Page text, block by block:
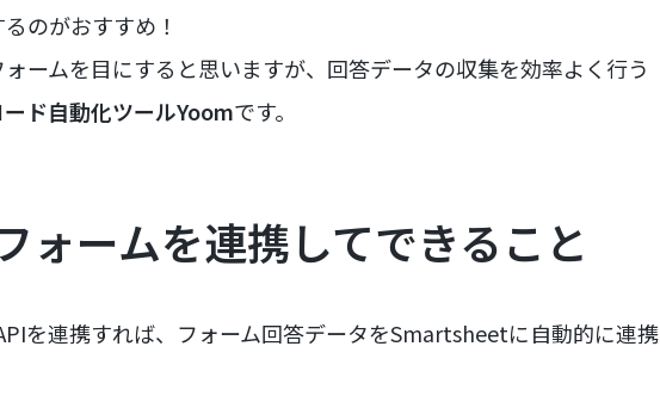
のがおすすめ！
ームを目にすると思いますが、回答データの収集を効率よく行う
ード自動化ツールYoomです。
ームを連携してできること
を連携すれば、フォーム回答データをSmartsheetに自動的に連携